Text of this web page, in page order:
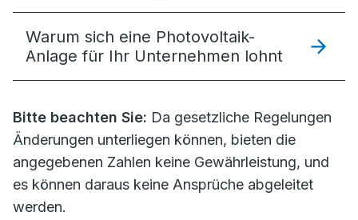
Warum sich eine Photovoltaik-
Anlage für Ihr Unternehmen lohnt
Bitte beachten Sie: Da gesetzliche Regelungen
Änderungen unterliegen können, bieten die
angegebenen Zahlen keine Gewährleistung, und
es können daraus keine Ansprüche abgeleitet
werden.